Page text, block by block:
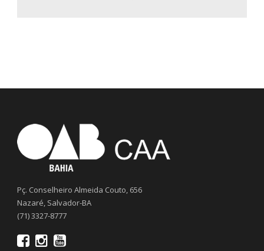
Pç. Conselheiro Almeida Couto, 656
Nazaré, Salvador-BA
(71) 3327-8777